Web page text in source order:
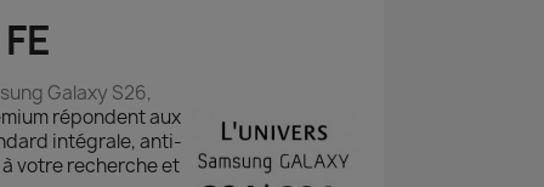
Galaxy S26,
répondent aux
intégrale, anti-
votre recherche et